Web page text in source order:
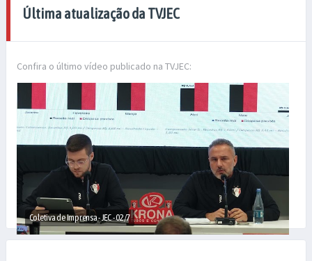
Última atualização da TVJEC
Confira o último vídeo publicado na TVJEC:
Coletiva de Imprensa - JEC - 02/7